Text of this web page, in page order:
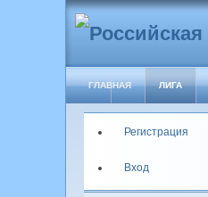
ГЛАВНАЯ ЛИГА
Регистрация
Вход